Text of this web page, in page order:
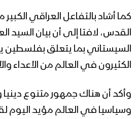
كما أشاد بالتفاعل العراقي
القدس، لافتا إلى أن بيان السيد
السيستاني بما يتعلق
الكثيرون في العالم من الأعداء
وأكد أن هناك جمهور متنوع دينيا
وسياسيا في العالم مؤيد اليوم